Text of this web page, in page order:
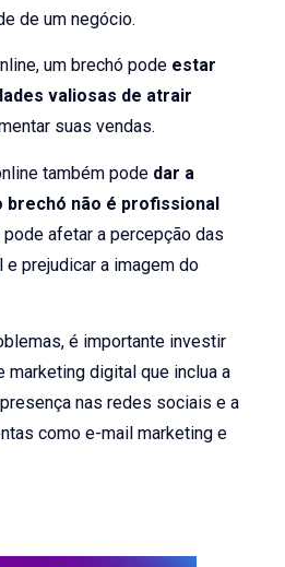
de um negócio.
um brechó pode estar
valiosas de atrair
suas vendas.
também pode dar a
brechó não é profissional
pode afetar a percepção das
prejudicar a imagem do
é importante investir
marketing digital que inclua a
nas redes sociais e a
como e-mail marketing e